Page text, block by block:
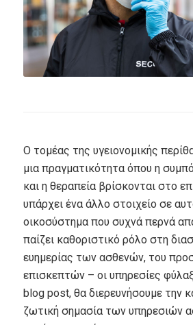
Ο τομέας της υγειονομικής
μια πραγματικότητα όπου η
και η θεραπεία βρίσκονται στο
υπάρχει ένα άλλο στοιχείο σε
οικοσύστημα που συχνά περνά
παίζει καθοριστικό ρόλο στη
ευημερίας των ασθενών, του
επισκεπτών – οι υπηρεσίες
blog post, θα διερευνήσουμε την
ζωτική σημασία των υπηρεσιών